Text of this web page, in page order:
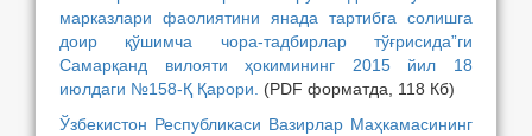
марказлари фаолиятини янада тартибга солишга
доир қўшимча чора-тадбирлар тўғрисида”ги
Самарқанд вилояти ҳокимининг 2015 йил 18
июлдаги №158-Қ Қарори.
(PDF форматда, 118 Кб)
Ўзбекистон Республикаси Вазирлар Маҳкамасининг